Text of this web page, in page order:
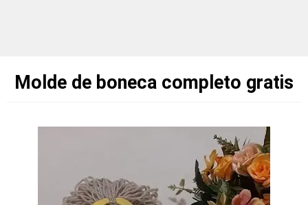
Molde de boneca completo gratis